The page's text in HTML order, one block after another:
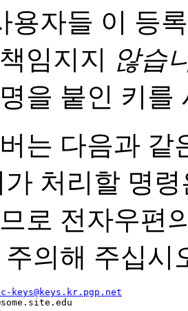
용자들 이 등
임지지 않습
을 붙인 키를
는 다음과
가 처리할 명
로 전자우편
주의해 주십시
keys@keys.kr.pgp.net